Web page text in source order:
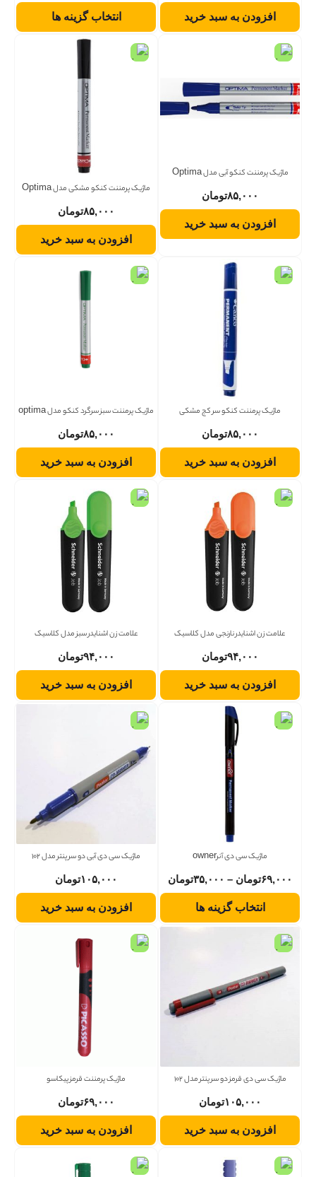
افزودن به سبد خرید انتخاب گزینه ها
ماژیک پرمننت کنکو آبی مدل Optima
۸۵,۰۰۰تومان
افزودن به سبد خرید
ماژیک پرمننت کنکو مشکی مدل Optima
۸۵,۰۰۰تومان
افزودن به سبد خرید
ماژیک پرمننت کنکو سر کج مشکی
۸۵,۰۰۰تومان
افزودن به سبد خرید
ماژیک پرمننت سبز سرگرد کنکو مدل optima
۸۵,۰۰۰تومان
افزودن به سبد خرید
علامت زن اشنایدر نارنجی مدل کلاسیک
۹۴,۰۰۰تومان
افزودن به سبد خرید
علامت زن اشنایدر سبز مدل کلاسیک
۹۴,۰۰۰تومان
افزودن به سبد خرید
ماژیک سی دی آنرowner
۶۹,۰۰۰تومان – ۳۵,۰۰۰تومان
انتخاب گزینه ها
ماژیک سی دی آبی دو سر پنتر مدل 102
۱۰۵,۰۰۰تومان
افزودن به سبد خرید
ماژیک سی دی قرمز دو سر پنتر مدل 102
۱۰۵,۰۰۰تومان
افزودن به سبد خرید
ماژیک پرمننت قرمز پیکاسو
۶۹,۰۰۰تومان
افزودن به سبد خرید